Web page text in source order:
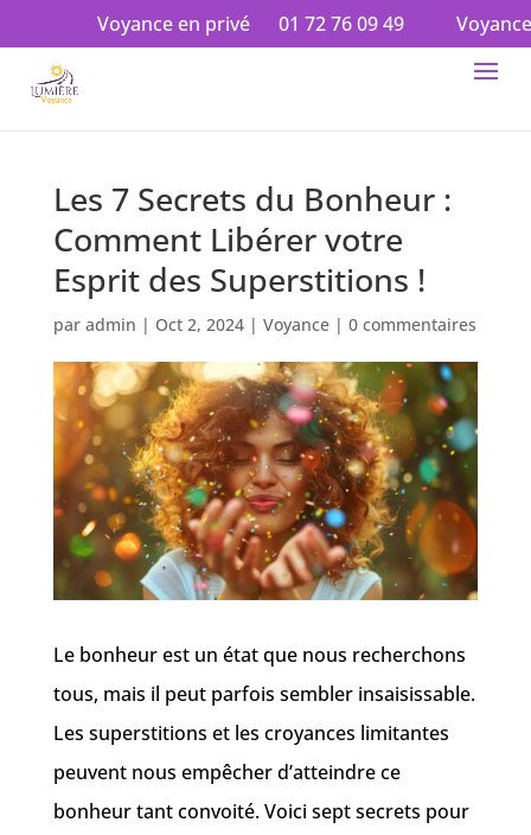
Voyance en privé 01 72 76 09 49 Voyance en
Les 7 Secrets du Bonheur :
Comment Libérer votre
Esprit des Superstitions !
par admin | Oct 2, 2024| Voyance| 0 commentaires
Le bonheur est un état que nous recherchons
tous, mais il peut parfois sembler insaisissable.
Les superstitions et les croyances limitantes
peuvent nous empêcher d’atteindre ce
bonheur tant convoité. Voici sept secrets pour